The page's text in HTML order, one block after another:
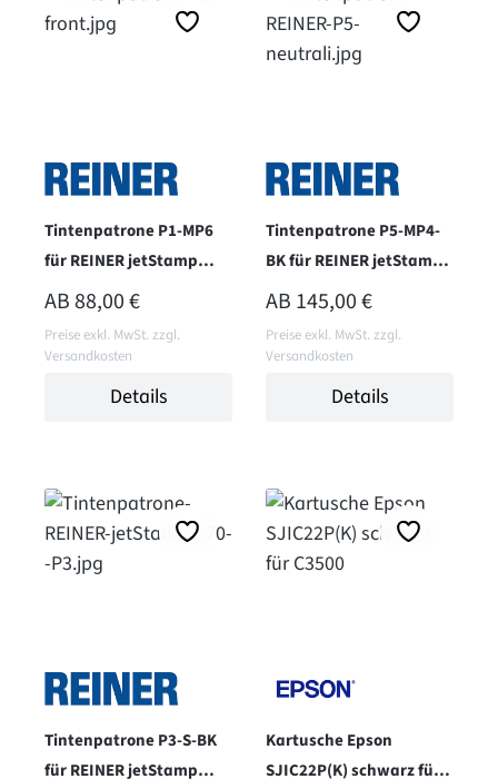
Tintenpatrone P1-MP6
für REINER jetStamp
790MP und 990 - gelb
REGULÄRER PREIS:
AB88,00 €
Preise exkl. MwSt. zzgl.
Versandkosten
Details
Tintenpatrone P5-MP4-
BK für REINER jetStamp
1025 - solvent - schwarz
REGULÄRER PREIS:
AB 145,00 €
Preise exkl. MwSt. zzgl.
Versandkosten
Details
Tintenpatrone P3-S-BK
für REINER jetStamp
Kartusche Epson
SJIC22P(K) schwarz für